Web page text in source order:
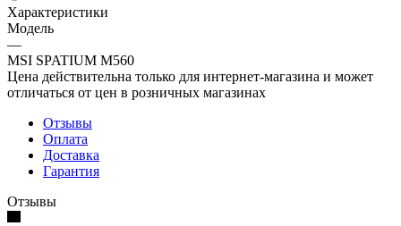
Характеристики
Модель
—
MSI SPATIUM M560
Цена действительна только для интернет-магазина и может
отличаться от цен в розничных магазинах
Отзывы
Оплата
Доставка
Гарантия
Отзывы